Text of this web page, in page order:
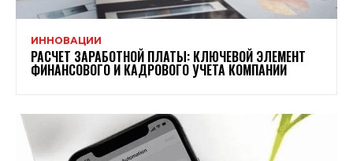
ИННОВАЦИИ
РАСЧЕТ ЗАРАБОТНОЙ ПЛАТЫ: КЛЮЧЕВОЙ ЭЛЕМЕНТ
ФИНАНСОВОГО И КАДРОВОГО УЧЕТА КОМПАНИИ